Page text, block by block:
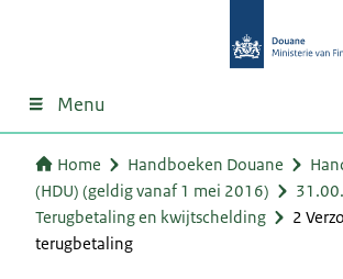
Menu
Home Handboeken Douane
(HDU) (geldig vanaf 1 mei 2016)
Terugbetaling en kwijtschelding
2
terugbetaling